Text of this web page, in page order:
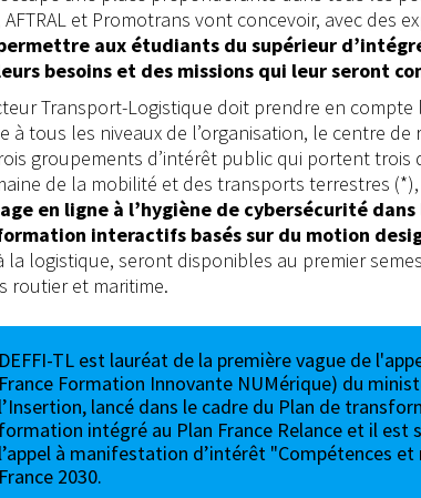
et Promotrans vont concevoir, avec des
aux étudiants du supérieur
besoins et des missions qui leur seront
Transport-Logistique doit prendre en
à tous les niveaux de l’organisation, le centre
groupements d’intérêt public qui portent trois
de la mobilité et des transports terrestres
en ligne à l’hygiène de cybersécurité
interactifs basés sur du motion
la logistique, seront disponibles au premier
routier et maritime.
DEFFI-TL est lauréat de la première vague de
France Formation Innovante NUMérique) du
l’Insertion, lancé dans le cadre du Plan de
formation intégré au Plan France Relance et il est
l’appel à manifestation d’intérêt "Compétences
France 2030.